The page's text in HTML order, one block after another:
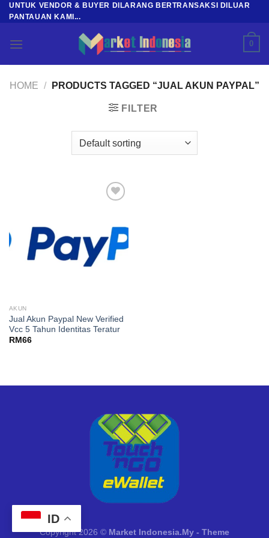
SkipUNTUK VENDOR & BUYER DILARANG BERTRANSAKSI DILUAR
PANTAUAN KAMI...
0
HOME / PRODUCTS TAGGED “JUAL AKUN PAYPAL”
FILTER
AKUN
Jual Akun Paypal New Verified
Vcc 5 Tahun Identitas Teratur
RM 66
Copyright 2026 © Market Indonesia.My - Theme
ID